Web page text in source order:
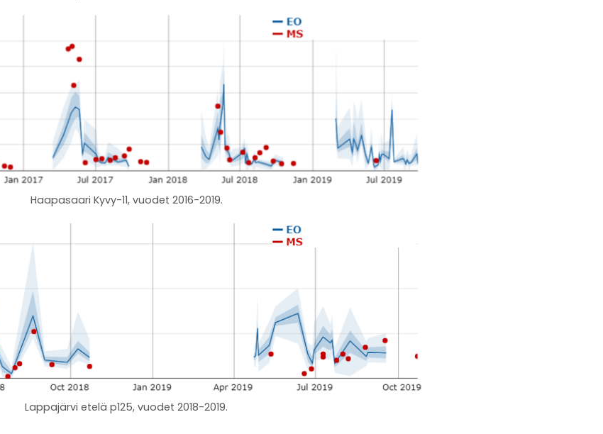
Haapasaari Kyvy-11, vuodet 2016-2019.
Lappajärvi etelä p125, vuodet 2018-2019.